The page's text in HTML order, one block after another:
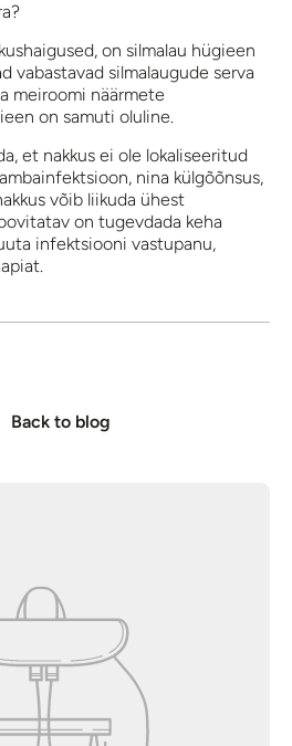
on silmalau hügieen
vabastavad silmalaugude serva
meiroomi näärmete
on samuti oluline.
et nakkus ei ole lokaliseeritud
nina külgõõnsus,
võib liikuda ühest
on tugevdada keha
infektsiooni vastupanu,
Back to blog